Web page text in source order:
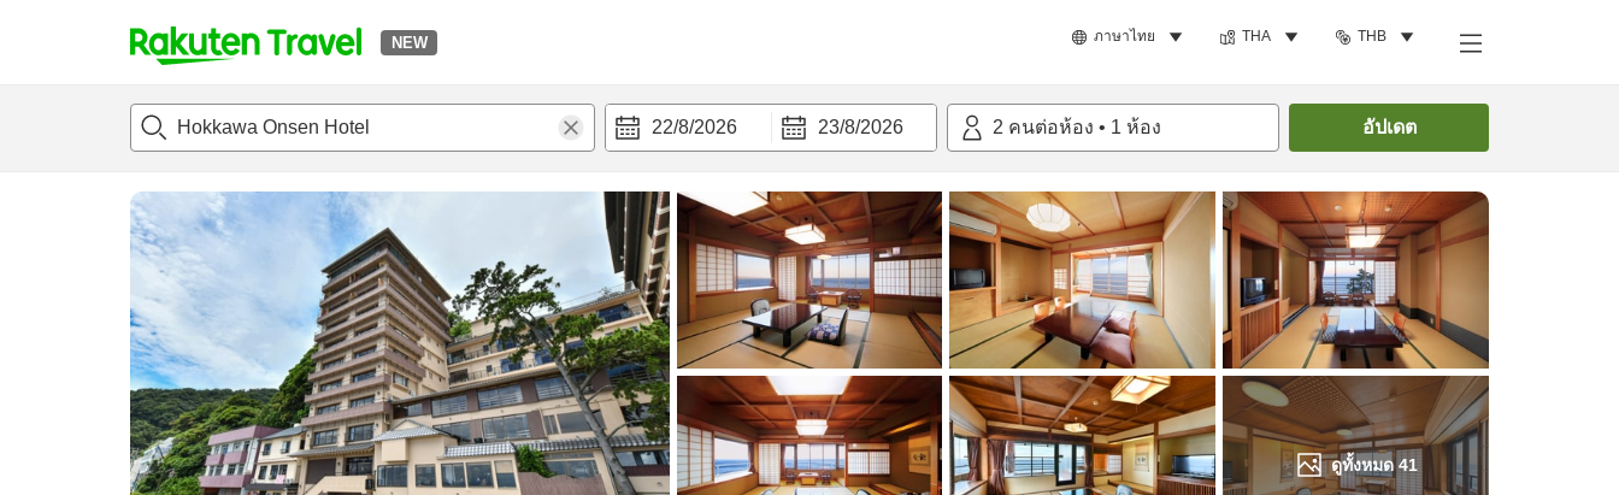
NEW ภาษาไทย THA THB
t
p
a
g
e
e
a
r
c
h
22/8/2026 23/8/2026 2 คนต่อห้อง • 1 ห้อง อัปเดต
ดูทั้งหมด 41
แนะนำที่พักห้องพักและแพลนพักรีวิว สิ่่งอำนวยความสะดวก ค้นหาห้องพัก